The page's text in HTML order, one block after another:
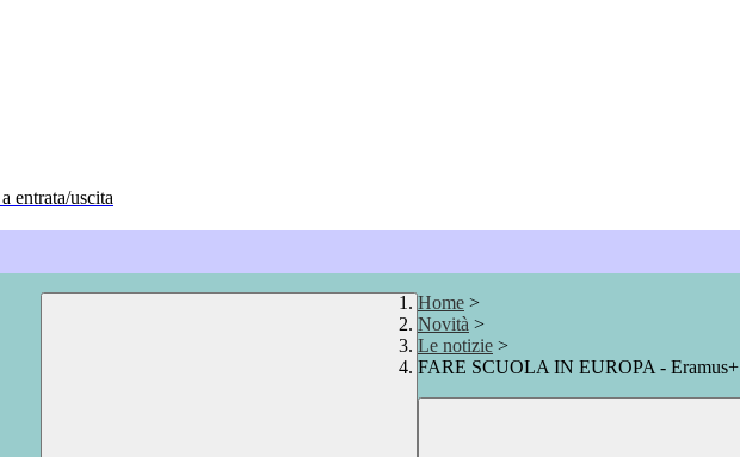
entrata/uscita
Home >
Novità >
Le notizie >
FARE SCUOLA IN EUROPA - Eramus+